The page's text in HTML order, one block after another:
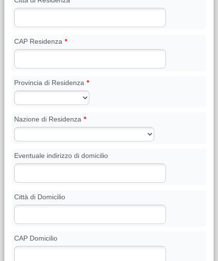
CAP Residenza *
Provincia di Residenza *
Nazione di Residenza *
Eventuale indirizzo di domicilio
Città di Domicilio
CAP Domicilio